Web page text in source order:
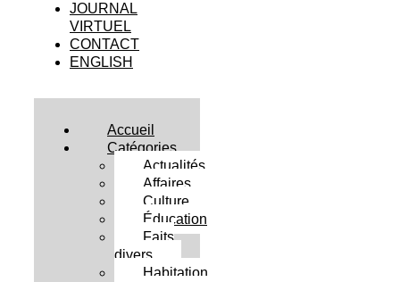
JOURNAL
VIRTUEL
CONTACT
ENGLISH
Accueil
Catégories
Actualités
Affaires
Culture
Éducation
Faits
divers
Habitation